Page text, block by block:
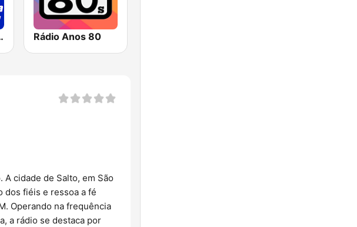
FM Rádio Anos 80
A cidade de Salto, em São
dos fiéis e ressoa a fé
Operando na frequência
a rádio se destaca por